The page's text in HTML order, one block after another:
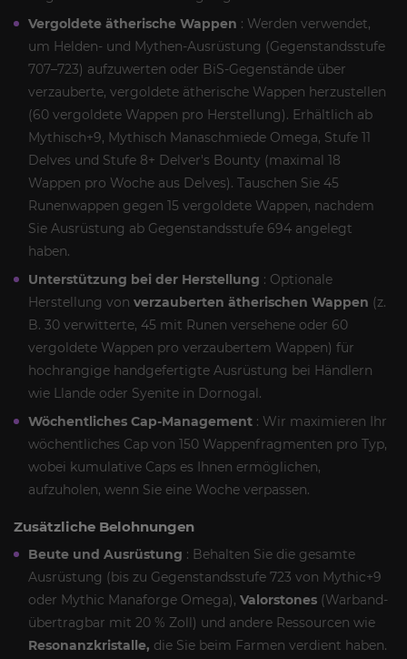
Vergoldete ätherische Wappen : Werden verwendet,
um Helden- und Mythen-Ausrüstung (Gegenstandsstufe
707–723) aufzuwerten oder BiS-Gegenstände über
verzauberte, vergoldete ätherische Wappen herzustellen
(60 vergoldete Wappen pro Herstellung). Erhältlich ab
Mythisch+9, Mythisch Manaschmiede Omega, Stufe 11
Delves und Stufe 8+ Delver's Bounty (maximal 18
Wappen pro Woche aus Delves). Tauschen Sie 45
Runenwappen gegen 15 vergoldete Wappen, nachdem
Sie Ausrüstung ab Gegenstandsstufe 694 angelegt
haben.
Unterstützung bei der Herstellung : Optionale
Herstellung von verzauberten ätherischen Wappen (z.
B. 30 verwitterte, 45 mit Runen versehene oder 60
vergoldete Wappen pro verzaubertem Wappen) für
hochrangige handgefertigte Ausrüstung bei Händlern
wie Llande oder Syenite in Dornogal.
Wöchentliches Cap-Management : Wir maximieren Ihr
wöchentliches Cap von 150 Wappenfragmenten pro Typ,
wobei kumulative Caps es Ihnen ermöglichen,
aufzuholen, wenn Sie eine Woche verpassen.
Zusätzliche Belohnungen
Beute und Ausrüstung : Behalten Sie die gesamte
Ausrüstung (bis zu Gegenstandsstufe 723 von Mythic+9
oder Mythic Manaforge Omega), Valorstones (Warband-
übertragbar mit 20 % Zoll) und andere Ressourcen wie
Resonanzkristalle, die Sie beim Farmen verdient haben.